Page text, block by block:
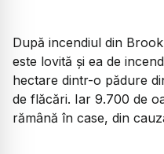
După incendiul din
este lovită și ea de
hectare dintr-o pădure
de flăcări. Iar 9.700 de
rămână în case, din